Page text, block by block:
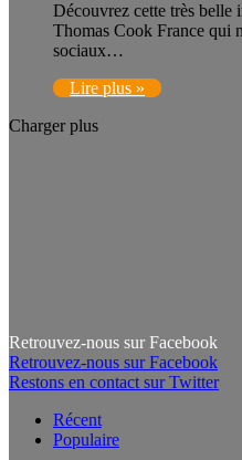
Découvrez cette très belle
Thomas Cook France qui
sociaux…
Lire plus »
Charger plus
Retrouvez-nous sur Facebook
Retrouvez-nous sur Facebook
Restons en contact sur Twitter
Récent
Populaire